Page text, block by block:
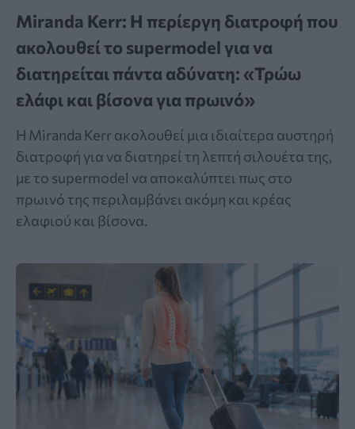
Miranda Kerr: Η περίεργη διατροφή που
ακολουθεί το supermodel για να
διατηρείται πάντα αδύνατη: «Τρώω
ελάφι και βίσονα για πρωινό»
Η Miranda Kerr ακολουθεί μια ιδιαίτερα αυστηρή
διατροφή για να διατηρεί τη λεπτή σιλουέτα της,
με το supermodel να αποκαλύπτει πως στο
πρωινό της περιλαμβάνει ακόμη και κρέας
ελαφιού και βίσονα.